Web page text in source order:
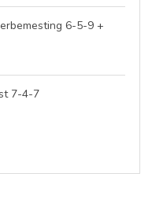
6-5-9 +
7-4-7